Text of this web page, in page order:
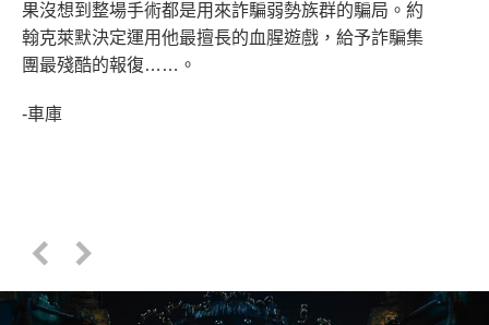
果沒想到整場手術都是用來詐騙弱勢族群的騙局。約
翰克萊默決定運用他最擅長的血腥遊戲，給予詐騙集
團最殘酷的報復……。
-車庫